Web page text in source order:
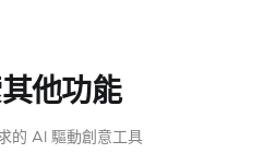
他功能
的 AI 驅動創意工具